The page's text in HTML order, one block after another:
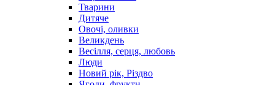
Тварини
Дитяче
Овочі, оливки
Великдень
Весілля, серця, любовь
Люди
Новий рік, Різдво